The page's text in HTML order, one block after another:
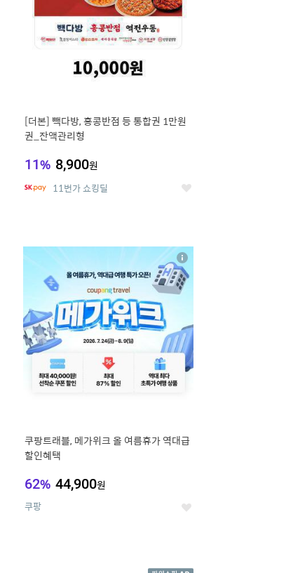
[더본] 빽다방, 홍콩반점 등 통합권 1만원
권_잔액관리형
11% 8,900원
11번가 쇼킹딜 좋
8
쿠팡트래블, 메가위크 올 여름휴가 역대급
할인혜택
62% 44,900원
쿠팡 좋
상
세